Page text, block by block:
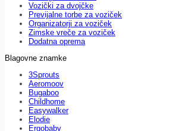
Vozički za dvojčke
Previjalne torbe za voziček
Organizatorji za voziček
Zimske vreče za voziček
Dodatna oprema
Blagovne znamke
3Sprouts
Aeromoov
Bugaboo
Childhome
Easywalker
Elodie
Ergobaby